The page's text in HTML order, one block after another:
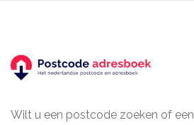
Wilt u een postcode zoeken of